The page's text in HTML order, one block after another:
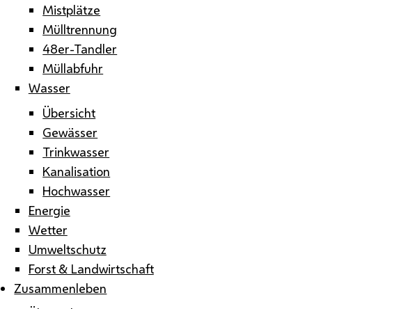
Mistplätze
Mülltrennung
48er-Tandler
Müllabfuhr
Wasser
Übersicht
Gewässer
Trinkwasser
Kanalisation
Hochwasser
Energie
Wetter
Umweltschutz
Forst & Landwirtschaft
Zusammenleben